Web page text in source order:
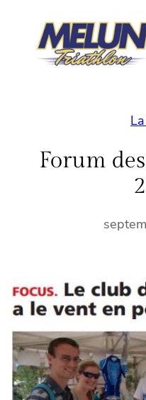
contenu
Forum